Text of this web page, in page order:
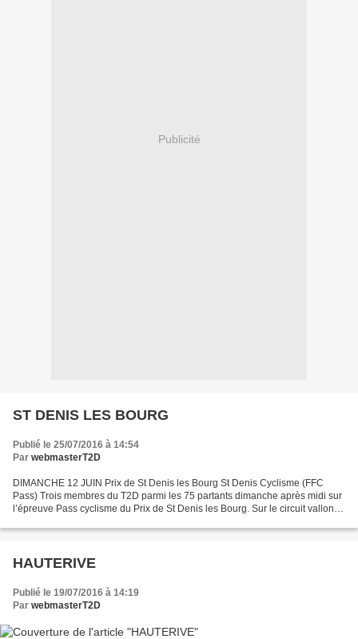
Publicité
ST DENIS LES BOURG
Publié le 25/07/2016 à 14:54
Par webmasterT2D
DIMANCHE 12 JUIN Prix de St Denis les Bourg St Denis Cyclisme (FFC
Pass) Trois membres du T2D parmi les 75 partants dimanche après midi sur
l’épreuve Pass cyclisme du Prix de St Denis les Bourg. Sur le circuit vallonné
HAUTERIVE
Publié le 19/07/2016 à 14:19
Par webmasterT2D